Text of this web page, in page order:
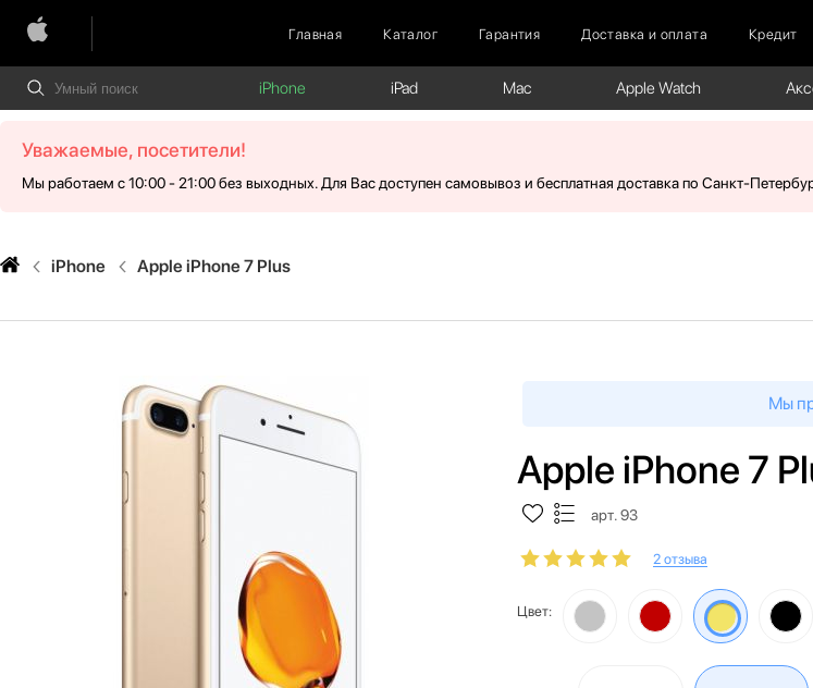
Главная Каталог Гарантия Доставка и оплата Кредит
iPhone iPad Mac Apple Watch
Уважаемые, посетители!
Мы работаем с 10:00 - 21:00 без выходных. Для Вас доступен самовывоз и бесплатная доставка по Санкт-
iPhone Apple iPhone 7 Plus
Мы
Apple iPhone 7
арт. 93
2 отзыва
Цвет: